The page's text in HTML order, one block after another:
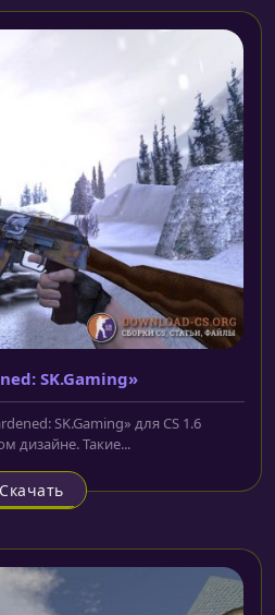
SK.Gaming»
SK.Gaming» для CS 1.6
дизайне. Такие...
Скачать